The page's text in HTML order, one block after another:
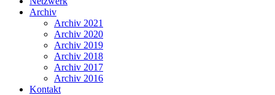
Archiv
Archiv 2021
Archiv 2020
Archiv 2019
Archiv 2018
Archiv 2017
Archiv 2016
Kontakt